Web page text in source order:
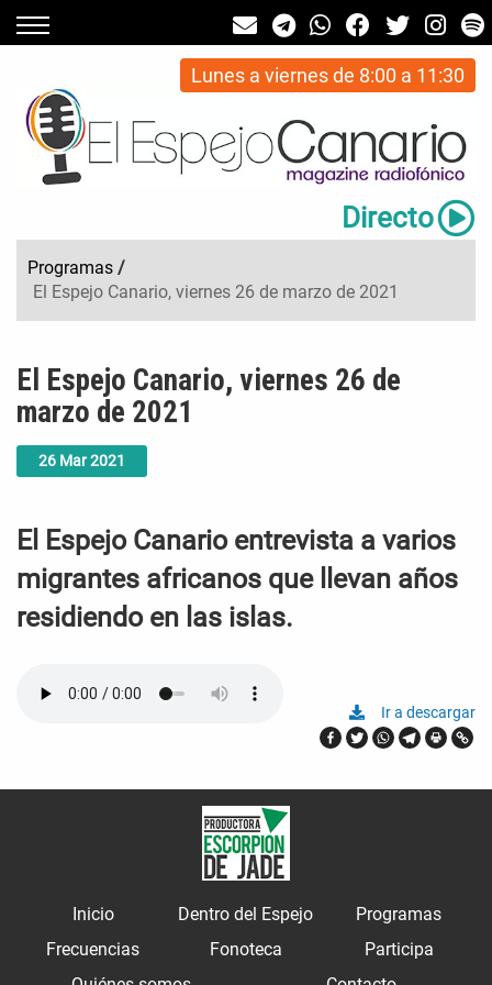
Lunes a viernes de 8:00 a 11:30
Directo
Programas /
El Espejo Canario, viernes 26 de marzo de 2021
26 Mar2021
El Espejo Canario, viernes 26 de
marzo de 2021
El Espejo Canario entrevista a varios
migrantes africanos que llevan años
residiendo en las islas.
Ir a descargar
Inicio Dentro del Espejo
Programas
Frecuencias
Fonoteca
Participa